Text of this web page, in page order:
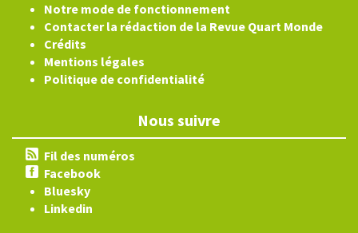
Notre mode de fonctionnement
Contacter la rédaction de la Revue Quart Monde
Crédits
Mentions légales
Politique de confidentialité
Nous suivre
Fil des numéros
Facebook
Bluesky
Linkedin